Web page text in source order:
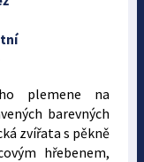
plemene na
barevných
zvířata s pěkně
hřebenem,